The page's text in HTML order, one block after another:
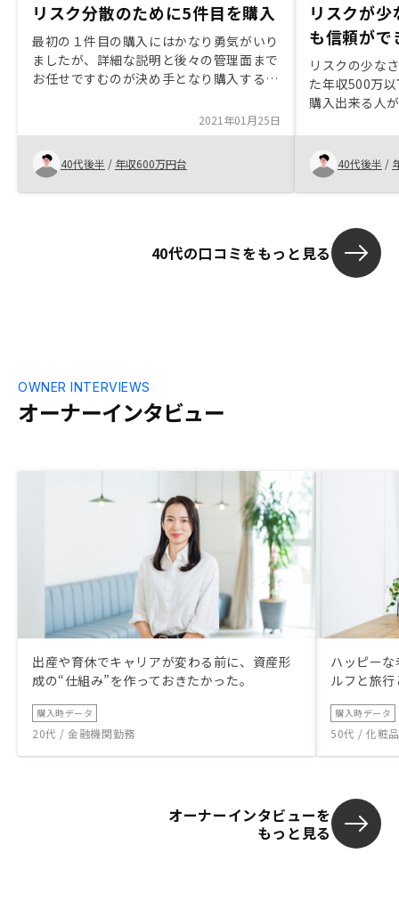
リスク分散のために5件目を購入
最初の１件目の購入にはかなり勇気がいり
ましたが、詳細な説明と後々の管理面まで
お任せですむのが決め手となり購入するこ
これまで４件所有していましたが、関西の
物件比率が多く、リスク分散のため、関東
にもう１件考えていたところ、担当の方か
ら連絡があり、購入希望に合致した物件が
あったので、購入することになりました。
で、その明細を振込時にメール等で知らせ
ていただきましたら、ありがたいです。
2021年01月25日
40代後半 / 年収600万円台
リスクが
も信頼がで
リスクの少な
た年収500万
購入出来る人
40代後半 /
40代の口コミをもっと見る
オーナーインタビュー
OWNER INTERVIEWS
出産や育休でキャリアが変わる前に、資産形
成の“仕組み”を作っておきたかった。
購入時データ
20代 / 金融機関勤務
ハッピー
ルフと旅
購入時データ
50代 / 化粧
オーナーインタビューを
もっと見る